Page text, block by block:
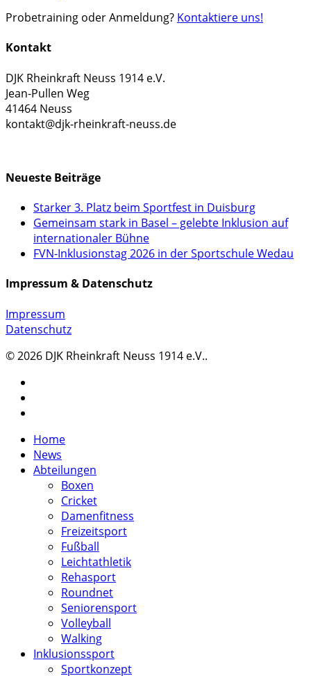
Probetraining oder Anmeldung? Kontaktiere uns!
Kontakt
DJK Rheinkraft Neuss 1914 e.V.
Jean-Pullen Weg
41464 Neuss
kontakt@djk-rheinkraft-neuss.de
Neueste Beiträge
Starker 3. Platz beim Sportfest in Duisburg
Gemeinsam stark in Basel – gelebte Inklusion auf
internationaler Bühne
FVN-Inklusionstag 2026 in der Sportschule Wedau
Impressum & Datenschutz
Impressum
Datenschutz
© 2026 DJK Rheinkraft Neuss 1914 e.V..
Close
Menu
Home
News
Abteilungen
Boxen
Cricket
Damenfitness
Freizeitsport
Fußball
Leichtathletik
Rehasport
Roundnet
Seniorensport
Volleyball
Walking
Inklusionssport
Sportkonzept